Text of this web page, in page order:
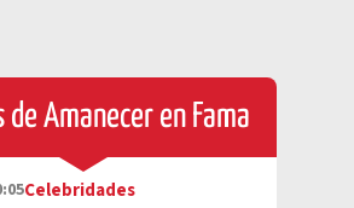
de Amanecer en Fama
Celebridades